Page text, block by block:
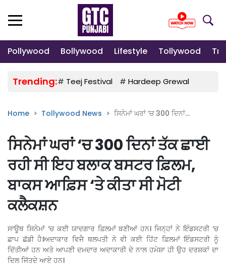
Pollywood Bollywood Lifestyle Tollywood
Trending:# Teej Festival # Hardeep Grewal
Home Tollywood News ਸਿਨੇਮਾਂ ਘਰਾਂ ‘ਚ 300 ਦਿਨਾਂ...
ਸਿਨੇਮਾਂ ਘਰਾਂ ‘ਚ 300 ਦਿਨਾਂ ਤੱਕ ਛਾਈ
ਰਹੀ ਸੀ ਇਹ ਬਲਾਕ ਬਸਟਰ ਫ਼ਿਲਮ,
ਬਾਕਸ ਆਫ਼ਿਸ ‘ਤੇ ਕੀਤਾ ਸੀ ਮੋਟੀ
ਕਲੈਕਸ਼ਨ
ਸਾਊਥ ਸਿਨੇਮਾਂ ‘ਚ ਕਈ ਯਾਦਗਾਰ ਫ਼ਿਲਮਾਂ ਬਣੀਆਂ ਹਨ। ਜਿਨ੍ਹਾਂ ਨੇ ਇੰਡਸਟਰੀ ‘ਚ
ਛਾਪ ਛੱਡੀ ਹੈ।ਅਦਾਕਾਰ ਵਿਜੈ ਥਲਪਤੀ ਨੇ ਵੀ ਕਈ ਹਿੱਟ ਫ਼ਿਲਮਾਂ ਇੰਡਸਟਰੀ ਨੂੰ
ਦਿੱਤੀਆਂ ਹਨ ਅਤੇ ਆਪਣੀ ਦਮਦਾਰ ਅਦਾਕਾਰੀ ਦੇ ਨਾਲ ਹਮੇਸ਼ਾ ਹੀ ਉਹ ਦਰਸ਼ਕਾਂ ਦਾ
ਦਿਲ ਜਿੱਤਦੇ ਆਏ ਹਨ।